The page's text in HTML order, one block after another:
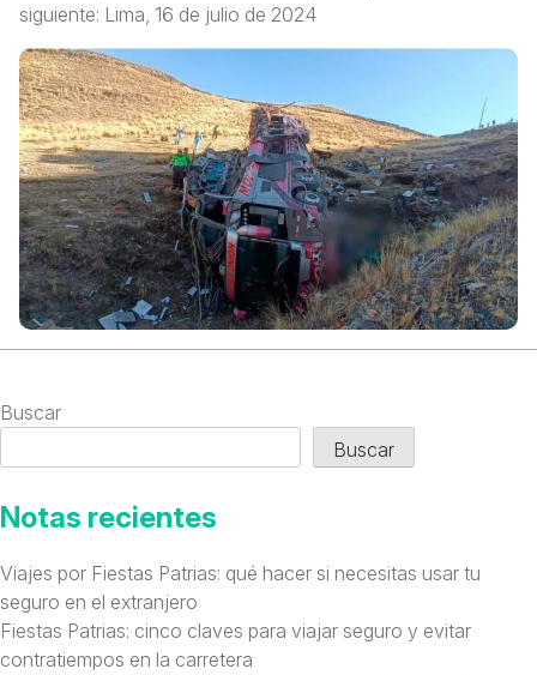
siguiente: Lima, 16 de julio de 2024
Buscar
Buscar
Notas recientes
Viajes por Fiestas Patrias: qué hacer si necesitas usar tu
seguro en el extranjero
Fiestas Patrias: cinco claves para viajar seguro y evitar
contratiempos en la carretera